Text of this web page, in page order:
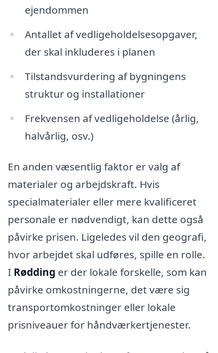
ejendommen
Antallet af vedligeholdelsesopgaver,
der skal inkluderes i planen
Tilstandsvurdering af bygningens
struktur og installationer
Frekvensen af vedligeholdelse (årlig,
halvårlig, osv.)
En anden væsentlig faktor er valg af
materialer og arbejdskraft. Hvis
specialmaterialer eller mere kvalificeret
personale er nødvendigt, kan dette også
påvirke prisen. Ligeledes vil den geografi,
hvor arbejdet skal udføres, spille en rolle.
I Rødding er der lokale forskelle, som kan
påvirke omkostningerne, det være sig
transportomkostninger eller lokale
prisniveauer for håndværkertjenester.